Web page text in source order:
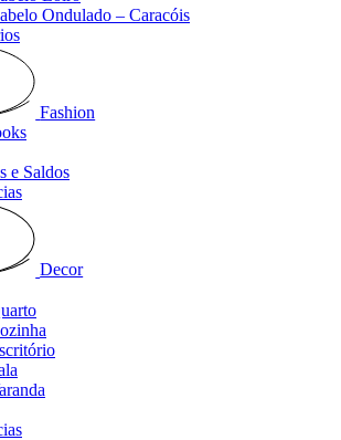
Ondulado – Caracóis
Fashion
e Saldos
Decor